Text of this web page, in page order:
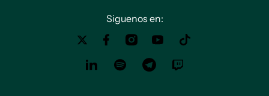
Siguenos en: